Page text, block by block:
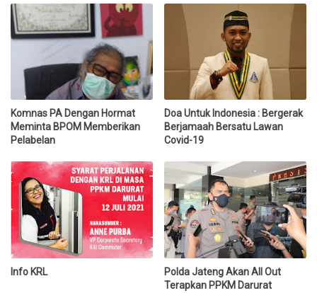
Komnas PA Dengan Hormat
Meminta BPOM Memberikan
Pelabelan
Doa Untuk Indonesia : Bergerak
Berjamaah Bersatu Lawan
Covid-19
Info KRL
Polda Jateng Akan All Out
Terapkan PPKM Darurat